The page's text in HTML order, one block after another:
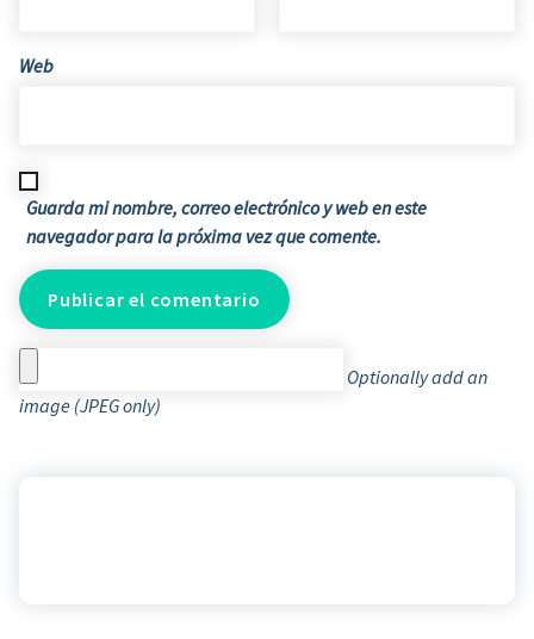
Web
Guarda mi nombre, correo electrónico y web en este
navegador para la próxima vez que comente.
Optionally add an
image (JPEG only)